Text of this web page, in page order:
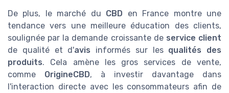
De plus, le marché du CBD en France montre une
tendance vers une meilleure éducation des clients,
soulignée par la demande croissante de service client
de qualité et d'avis informés sur les qualités des
produits. Cela amène les gros services de vente,
comme OrigineCBD, à investir davantage dans
l'interaction directe avec les consommateurs afin de